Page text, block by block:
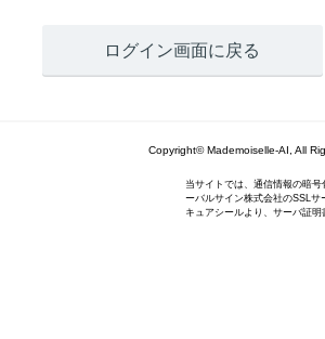
ログイン画面に戻る
Copyright© Mademoiselle-AI, All
当サイトでは、通信情報の暗
ーバルサイン株式会社のSSLサ
キュアシールより、サーバ証明